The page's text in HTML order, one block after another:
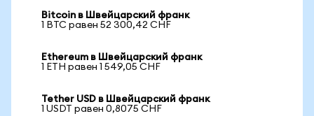
Bitcoin в Швейцарский франк
1 BTC равен 52 300,42 CHF
Ethereum в Швейцарский франк
1 ETH равен 1 549,05 CHF
Tether USD в Швейцарский франк
1 USDT равен 0,8075 CHF